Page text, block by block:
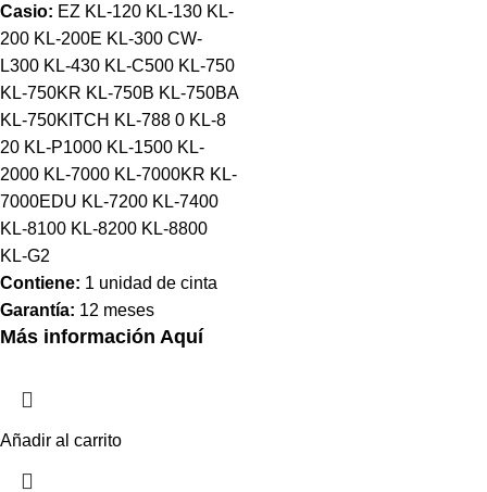
Casio: EZ KL-120 KL-130 KL-
200 KL-200E KL-300 CW-
L300 KL-430 KL-C500 KL-750
KL-750KR KL-750B KL-750BA
KL-750KITCH KL-788 0 KL-8
20 KL-P1000 KL-1500 KL-
2000 KL-7000 KL-7000KR KL-
7000EDU KL-7200 KL-7400
KL-8100 KL-8200 KL-8800
KL-G2
Contiene: 1 unidad de cinta
Garantía: 12 meses
Más información Aquí
Añadir al carrito